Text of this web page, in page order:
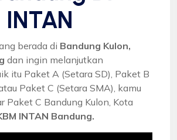
INTAN
berada di Bandung Kulon,
dan ingin melanjutkan
itu Paket A (Setara SD), Paket B
Paket C (Setara SMA), kamu
Paket C Bandung Kulon, Kota
INTAN Bandung.